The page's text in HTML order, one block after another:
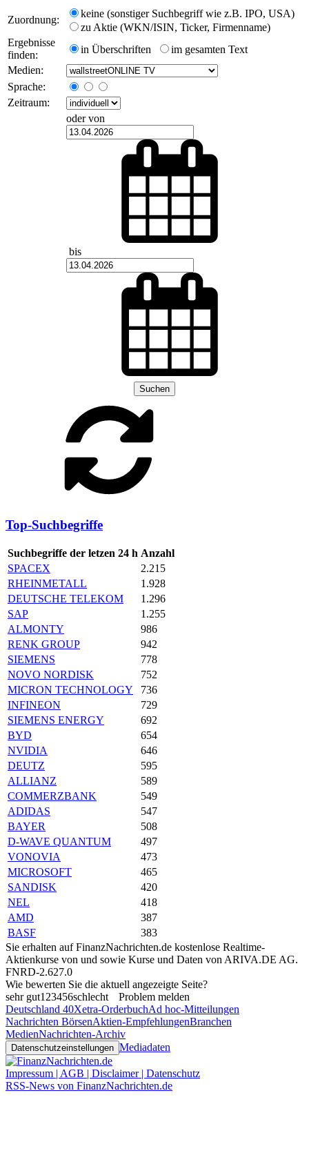
Zuordnung:
keine (sonstiger Suchbegriff wie z.B. IPO, USA)
zu Aktie (WKN/ISIN, Ticker, Firmenname)
Ergebnisse
finden:
in Überschriften
im gesamten Text
Medien:
Sprache:
Zeitraum:
oder von
bis
Suchen
Top-Suchbegriffe
Suchbegriffe der letzen 24 h Anzahl
SPACEX
2.215
RHEINMETALL
1.928
DEUTSCHE TELEKOM
1.296
SAP
1.255
ALMONTY
986
RENK GROUP
942
SIEMENS
778
NOVO NORDISK
752
MICRON TECHNOLOGY
736
INFINEON
729
SIEMENS ENERGY
692
BYD
654
NVIDIA
646
DEUTZ
595
ALLIANZ
589
COMMERZBANK
549
ADIDAS
547
BAYER
508
D-WAVE QUANTUM
497
VONOVIA
473
MICROSOFT
465
SANDISK
420
NEL
418
AMD
387
BASF
383
Sie erhalten auf FinanzNachrichten.de kostenlose Realtime-
Aktienkurse von und sowie Kurse und Daten von ARIVA.DE AG.
FNRD-2.627.0
Wie bewerten Sie die aktuell angezeigte Seite?
sehr gut1 23456schlecht
Problem melden
Deutschland 40Xetra-OrderbuchAd hoc-Mitteilungen
Nachrichten BörsenAktien-EmpfehlungenBranchen
MedienNachrichten-Archiv
Datenschutzeinstellungen Mediadaten
Impressum | AGB | Disclaimer | Datenschutz
RSS-News von FinanzNachrichten.de